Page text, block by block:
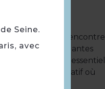
les enfants à la rencontre
faisaient vivre Mantes
le rôle essentiel
d’un atelier créatif où
Seine.
avec